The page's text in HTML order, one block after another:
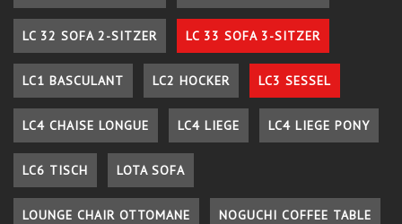
LC 32 SOFA 2-SITZER LC 33 SOFA 3-SITZER
LC1 BASCULANT LC2 HOCKER LC3 SESSEL
LC4 CHAISE LONGUE LC4 LIEGE LC4 LIEGE PONY
LC6 TISCH LOTA SOFA
LOUNGE CHAIR OTTOMANE NOGUCHI COFFEE TABLE